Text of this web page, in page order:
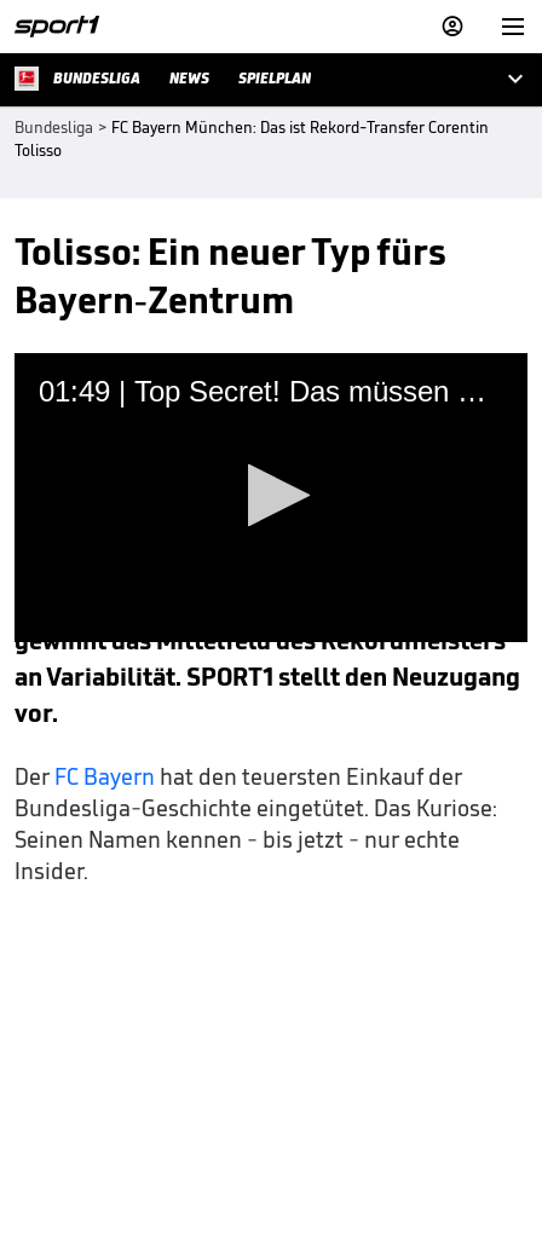


BUNDESLIGA NEWS SPIELPLAN 
Bundesliga > FC Bayern München: Das ist Rekord-Transfer Corentin
Tolisso
Tolisso: Ein neuer Typ fürs
Bayern-Zentrum
01:49 | Top Secret! Das müssen Sie über Tolisso wissen
0
seconds
of
1
minute,
seconds
gewinnt das Mittelfeld des Rekordmeisters
an Variabilität. SPORT1 stellt den Neuzugang
vor.
Der FC Bayern hat den teuersten Einkauf der
Bundesliga-Geschichte eingetütet. Das Kuriose:
Seinen Namen kennen - bis jetzt - nur echte
Insider.